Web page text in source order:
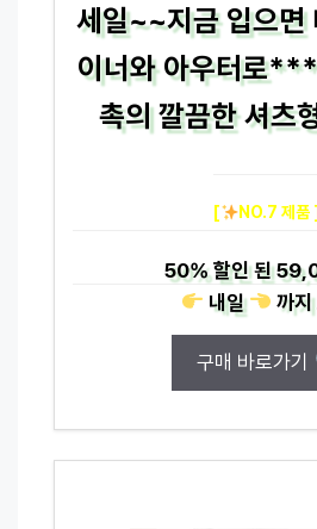
세일~~지금 입으
이너와 아우터로
촉의 깔끔한 셔츠
[ NO.7 제품
50%할인 된
내일
까지
구매 바로가기